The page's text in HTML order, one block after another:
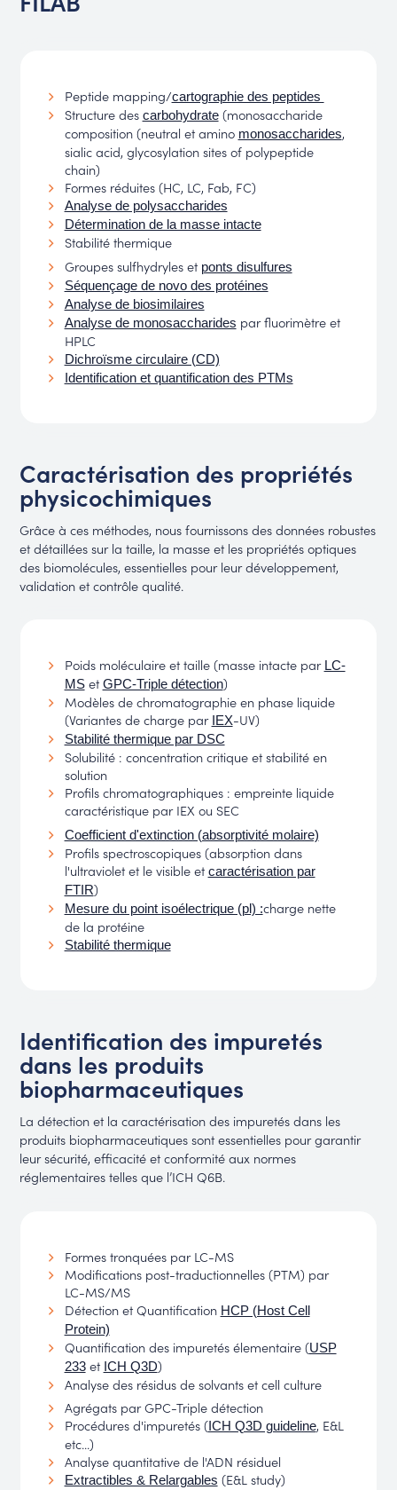
Peptide mapping/cartographie des peptides
Structure des carbohydrate(monosaccharide
composition (neutral et amino monosaccharides,
sialic acid, glycosylation sites of polypeptide
chain)
Formes réduites (HC, LC, Fab, FC)
Analyse de polysaccharides
Détermination de la masse intacte
Stabilité thermique
Groupes sulfhydryles et ponts disulfures
Séquençage de novo des protéines
Analyse de biosimilaires
Analyse de monosaccharides par fluorimètre et
HPLC
Dichroïsme circulaire (CD)
Identification et quantification des PTMs
Caractérisation des propriétés
physicochimiques
Grâce à ces méthodes, nous fournissons des données robustes
et détaillées sur la taille, la masse et les propriétés optiques
des biomolécules, essentielles pour leur développement,
validation et contrôle qualité.
Poids moléculaire et taille (masse intacte par LC-
MSet GPC-Triple détection)
Modèles de chromatographie en phase liquide
(Variantes de charge par IEX-UV)
Stabilité thermique par DSC
Solubilité : concentration critique et stabilité en
solution
Profils chromatographiques : empreinte liquide
caractéristique par IEX ou SEC
Coefficient d'extinction (absorptivité molaire)
Profils spectroscopiques (absorption dans
l'ultraviolet et le visible et caractérisation par
FTIR)
Mesure du point isoélectrique (pl) :charge nette
de la protéine
Stabilité thermique
Identification des impuretés
dans les produits
biopharmaceutiques
La détection et la caractérisation des impuretés dans les
produits biopharmaceutiques sont essentielles pour garantir
leur sécurité, efficacité et conformité aux normes
réglementaires telles que l’ICH Q6B.
Formes tronquées par LC-MS
Modifications post-traductionnelles (PTM) par
LC-MS/MS
Détection et Quantification HCP (Host Cell
Protein)
Quantification des impuretés élementaire (USP
233et ICH Q3D)
Analyse des résidus de solvants et cell culture
Agrégats par GPC-Triple détection
Procédures d'impuretés (ICH Q3D guideline, E&L
etc...)
Analyse quantitative de l'ADN résiduel
Extractibles & Relargables (E&L study)